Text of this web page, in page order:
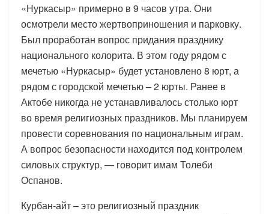
«Нуркасыр» примерно в 9 часов утра. Они
осмотрели место жертвоприношения и парковку.
Был проработан вопрос придания празднику
национального колорита. В этом году рядом с
мечетью «Нуркасыр» будет установлено 8 юрт, а
рядом с городской мечетью – 2 юрты. Ранее в
Актобе никогда не устанавливалось столько юрт
во время религиозных праздников. Мы планируем
провести соревнования по национальным играм.
А вопрос безопасности находится под контролем
силовых структур, — говорит имам Толеби
Оспанов.
Курбан-айт – это религиозный праздник